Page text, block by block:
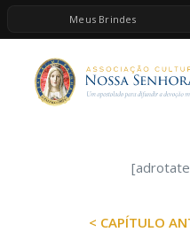
Meus Brindes
HOME
A ASSOCIAÇÃO
ESPIRITUALIDADE
BRINDES
[adrotate
< CAPÍTULO